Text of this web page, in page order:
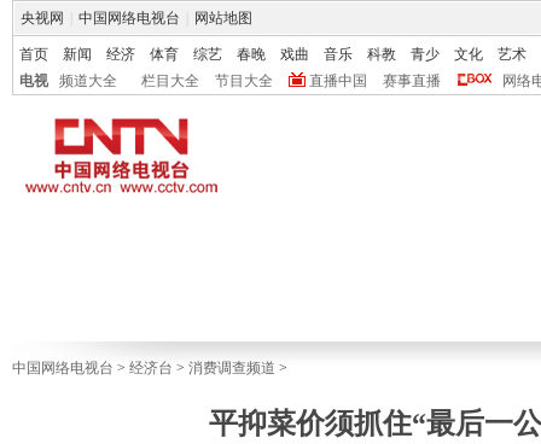
央视网 中国网络电视台 网站地图
首页 新闻 经济 体育 综艺 春晚 戏曲 音乐 科教 青少 文化
艺术
电视
频道大全 栏目大全 节目大全 直播中国 赛事直播 网络
中国网络电视台 > 经济台 > 消费调查频道 >
平抑菜价须抓住“最后一